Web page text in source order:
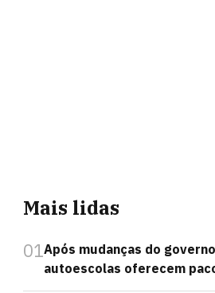
Mais lidas
01Após mudanças do governo
autoescolas oferecem